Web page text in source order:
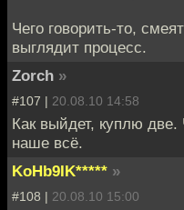
Чего говорить-то,
выглядит процесс.
Zorch »
#107 | 20.08.10 14:58
Как выйдет, куплю
наше всё.
KoHb9IK***** »
#108 | 20.08.10 15:00